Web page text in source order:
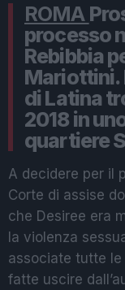
ROMA
processo
Rebibbia
Mariottini.
di Latina
2018 in
quartiere
A decidere per il
Corte di assise
che Desiree era
la violenza
associate tutte le
fatte uscire